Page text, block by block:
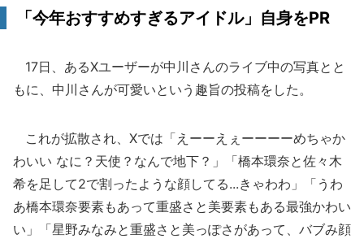
「今年おすすめすぎるアイドル」自身をPR
17日、あるXユーザーが中川さんのライブ中の写真とと
もに、中川さんが可愛いという趣旨の投稿をした。
これが拡散され、Xでは「えーーえぇーーーーめちゃか
わいい なに？天使？なんで地下？」「橋本環奈と佐々木
希を足して2で割ったような顔してる...きゃわわ」「うわ
あ橋本環奈要素もあって重盛さと美要素もある最強かわい
い」「星野みなみと重盛さと美っぽさがあって、バブみ顔